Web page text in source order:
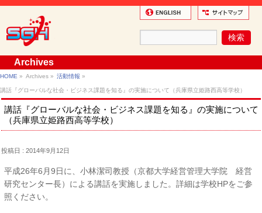
Archives
HOME » Archives » 活動情報 »
講話『グローバルな社会・ビジネス課題を知る』の実施について（兵庫県立姫路西高等学校）
講話『グローバルな社会・ビジネス課題を知る』の実施について
（兵庫県立姫路西高等学校）
投稿日 : 2014年9月12日
平成26年6月9日に、小林潔司教授（京都大学経営管理大学院 経営
研究センター長）による講話を実施しました。詳細は学校HPをご参
照ください。